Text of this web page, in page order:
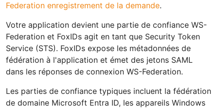
Federation enregistrement de la demande.
Votre application devient une partie de confiance WS-
Federation et FoxIDs agit en tant que Security Token
Service (STS). FoxIDs expose les métadonnées de
fédération à l'application et émet des jetons SAML
dans les réponses de connexion WS-Federation.
Les parties de confiance typiques incluent la fédération
de domaine Microsoft Entra ID, les appareils Windows